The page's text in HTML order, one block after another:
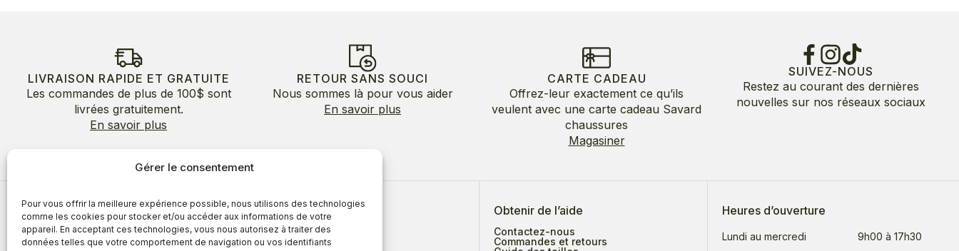
Gérer le consentement
Pour vous offrir la meilleure expérience possible, nous utilisons des technologies
comme les cookies pour stocker et/ou accéder aux informations de votre
appareil. En acceptant ces technologies, vous nous autorisez à traiter des
données telles que votre comportement de navigation ou vos identifiants
LIVRAISON RAPIDE ET GRATUITE
Les commandes de plus de 100$ sont
livrées gratuitement.
En savoir plus
RETOUR SANS SOUCI
Nous sommes là pour vous aider
En savoir plus
CARTE CADEAU
Offrez-leur exactement ce qu’ils
veulent avec une carte cadeau Savard
chaussures
Magasiner
SUIVEZ-NOUS
Restez au courant des dernières
nouvelles sur nos réseaux sociaux
À propos de nous
À propos
Avantages
Obtenir de l’aide
Contactez-nous
Commandes et retours
Heures d’ouverture
Lundi au mercredi
9h00 à 17h30